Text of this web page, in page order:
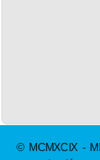
© MCMXCIX -